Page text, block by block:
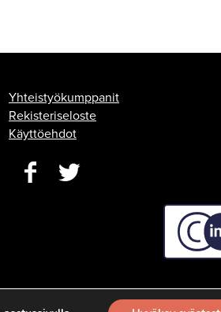
Yhteistyökumppanit
Rekisteriseloste
Käyttöehdot
C-info